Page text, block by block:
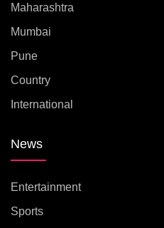
Maharashtra
Mumbai
Pune
Country
International
News
Entertainment
Sports